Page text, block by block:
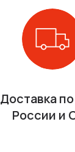
Доставка
России и